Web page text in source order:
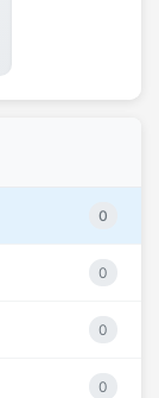
0
0
0
0